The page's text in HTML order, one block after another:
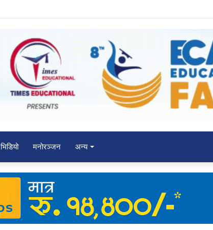
भिडियो मनोरञ्जन अन्य